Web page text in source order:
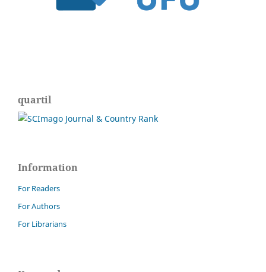
quartil
Information
For Readers
For Authors
For Librarians